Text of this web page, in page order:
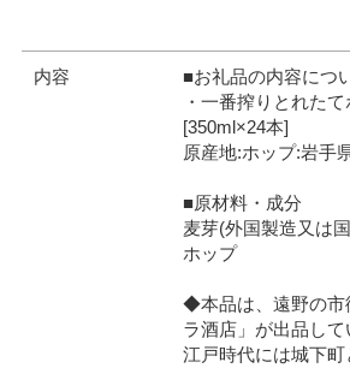
内容
■お礼品の内容につ
・一番搾りとれた
[350ml×24本]
原産地:ホップ:岩手
■原材料・成分
麦芽(外国製造又は
ホップ
◆本品は、遠野の市
ラ酒店」が出品して
江戸時代には城下